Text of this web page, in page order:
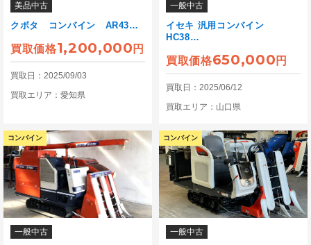
美品中古
クボタ コンバイン AR43…
買取価格1,200,000 円
買取日：2025/09/03
買取エリア：愛知県
一般中古
イセキ 汎用コンバイン
HC38…
買取価格650,000 円
買取日：2025/06/12
買取エリア：山口県
コンバイン
一般中古
コンバイン
一般中古